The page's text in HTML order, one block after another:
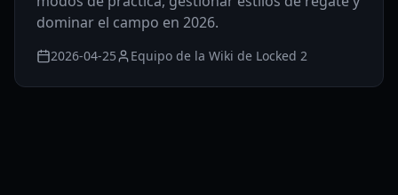
dominar el campo en 2026.
2026-04-25 Equipo de la Wiki de Locked 2